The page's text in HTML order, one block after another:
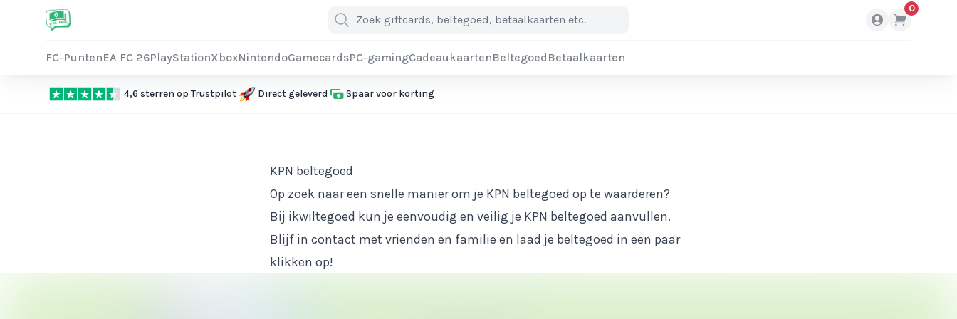
0
FC-PuntenEA FC 26PlayStationXboxNintendoGamecardsPC-gamingCadeaukaartenBeltegoed Betaalkaarten
4,6 sterren op Trustpilot Direct geleverd Spaar voor korting
KPN beltegoed
Op zoek naar een snelle manier om je KPN beltegoed op te waarderen?
Bij ikwiltegoed kun je eenvoudig en veilig je KPN beltegoed aanvullen.
Blijf in contact met vrienden en familie en laad je beltegoed in een paar
klikken op!